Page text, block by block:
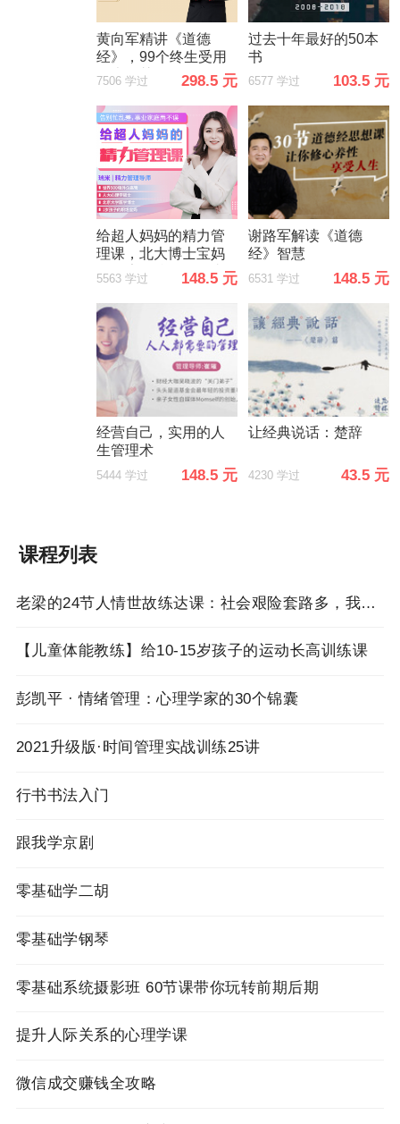
黄向军精讲《道德
经》，99个终生受用
的大智慧
7506 学过 298.5 元
过去十年最好的50本
书
6577 学过 103.5 元
给超人妈妈的精力管
理课，北大博士宝妈
教你告别忙乱差，事
业家庭两不误
5563 学过 148.5 元
谢路军解读《道德
经》智慧
6531 学过 148.5 元
经营自己，实用的人
生管理术
5444 学过 148.5 元
让经典说话：楚辞
4230 学过 43.5 元
课程列表
老梁的24节人情世故练达课：社会艰险套路多，我帮你来击破！
【儿童体能教练】给10-15岁孩子的运动长高训练课
彭凯平 · 情绪管理：心理学家的30个锦囊
2021升级版·时间管理实战训练25讲
行书书法入门
跟我学京剧
零基础学二胡
零基础学钢琴
零基础系统摄影班 60节课带你玩转前期后期
提升人际关系的心理学课
微信成交赚钱全攻略